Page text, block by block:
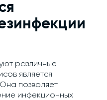
различные
является
позволяет
инфекционных